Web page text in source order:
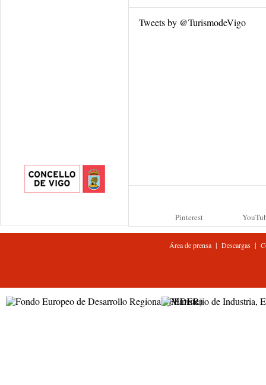
Tweets by @TurismodeVigo
Pinterest
Área de prensa| Descargas|